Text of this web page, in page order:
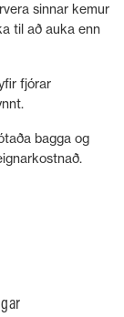
sinnar kemur
til að auka enn
fjórar
bagga og